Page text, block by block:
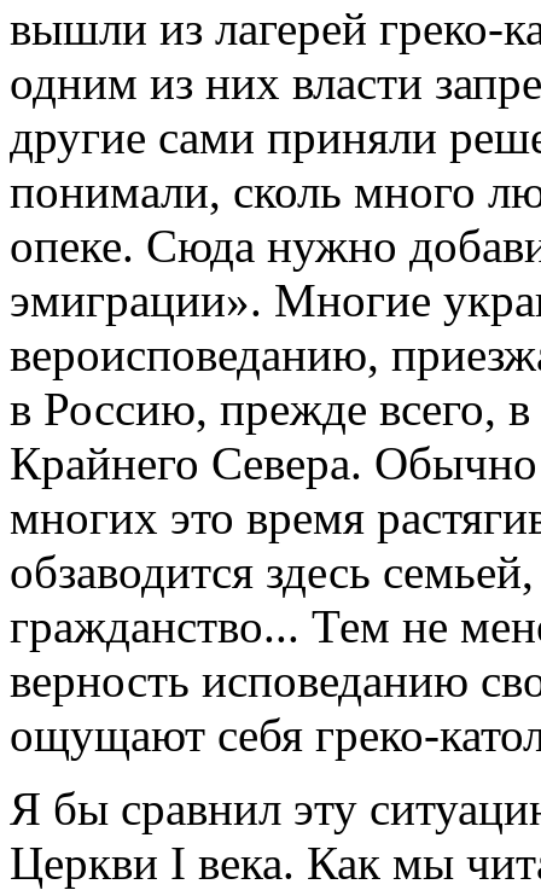
вышли из лагерей греко-
одним из них власти
другие сами приняли
понимали, сколь много
опеке. Сюда нужно
эмиграции». Многие
вероисповеданию,
в Россию, прежде всего,
Крайнего Севера.
многих это время
обзаводится здесь
гражданство... Тем не
верность исповеданию
ощущают себя греко-
Я бы сравнил эту
Церкви I века. Как мы